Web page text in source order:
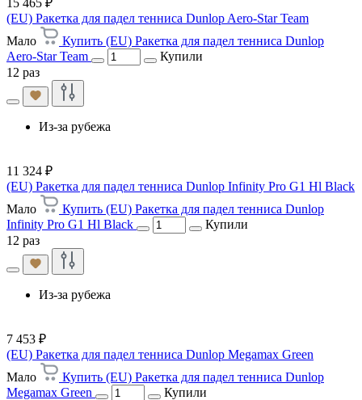
(EU) Ракетка для падел тенниса Dunlop Aero-Star Team
Мало
Купить (EU) Ракетка для падел тенниса Dunlop
Aero-Star Team
Купили
12 раз
Из-за рубежа
11 324 ₽
(EU) Ракетка для падел тенниса Dunlop Infinity Pro G1 Hl Black
Мало
Купить (EU) Ракетка для падел тенниса Dunlop
Infinity Pro G1 Hl Black
Купили
12 раз
Из-за рубежа
7 453 ₽
(EU) Ракетка для падел тенниса Dunlop Megamax Green
Мало
Купить (EU) Ракетка для падел тенниса Dunlop
Megamax Green
Купили